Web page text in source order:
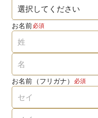
お名前必須
お名前（フリガナ） 必須